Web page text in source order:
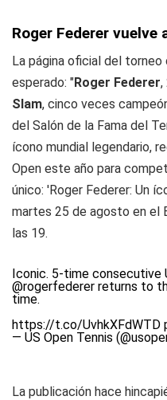
Roger Federer vuelve
La página oficial del
esperado: "Roger Federer,
Slam, cinco veces
del Salón de la Fama del
ícono mundial legendario,
Open este año para
único: 'Roger Federer: Un
martes 25 de agosto en el
las 19.
Iconic. 5-time consecutive
@rogerfederer returns to
time.
https://t.co/UvhkXFdWTD
— US Open Tennis
La publicación hace